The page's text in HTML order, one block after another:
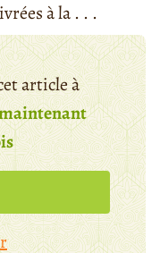
à la . . .
article à